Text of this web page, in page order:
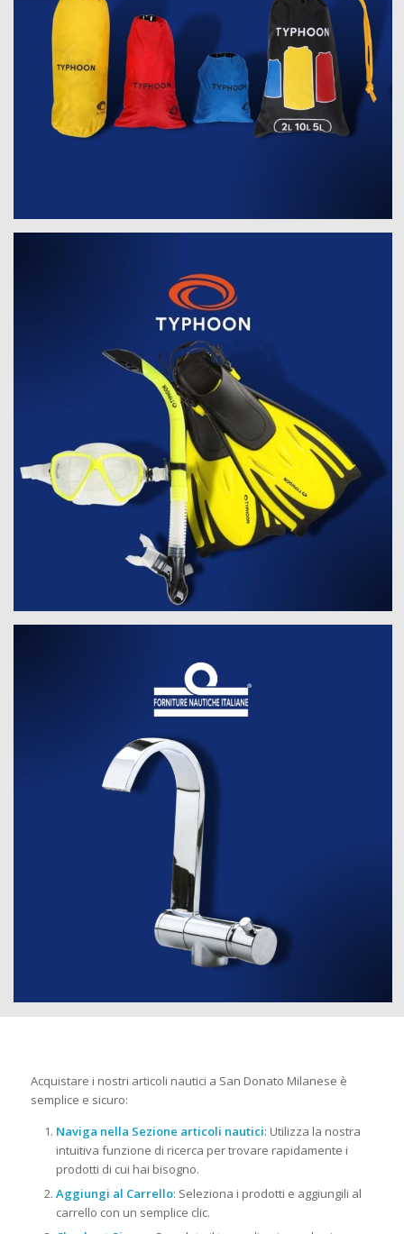
Acquistare i nostri articoli nautici a San Donato Milanese è
semplice e sicuro:
Naviga nella Sezione articoli nautici: Utilizza la nostra
intuitiva funzione di ricerca per trovare rapidamente i
prodotti di cui hai bisogno.
Aggiungi al Carrello: Seleziona i prodotti e aggiungili al
carrello con un semplice clic.